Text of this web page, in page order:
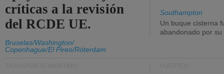
críticas a la revisión
del RCDE UE.
Bruselas/Washington/
Copenhague/El Pireo/Róterdam
Southampton
Un buque cisterna
abandonado por su